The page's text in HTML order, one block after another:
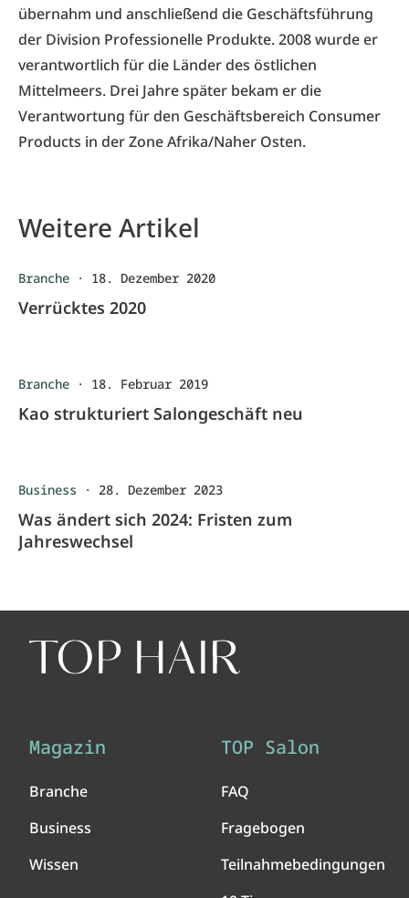
übernahm und anschließend die Geschäftsführung
der Division Professionelle Produkte. 2008 wurde er
verantwortlich für die Länder des östlichen
Mittelmeers. Drei Jahre später bekam er die
Verantwortung für den Geschäftsbereich Consumer
Products in der Zone Afrika/Naher Osten.
Weitere Artikel
Branche · 18. Dezember 2020
Verrücktes 2020
Branche · 18. Februar 2019
Kao strukturiert Salongeschäft neu
Business · 28. Dezember 2023
Was ändert sich 2024: Fristen zum
Jahreswechsel
Magazin
Branche
Business
Wissen
TOP Salon
FAQ
Fragebogen
Teilnahmebedingungen